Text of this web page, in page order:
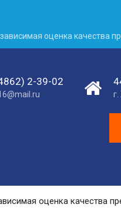
оценка качества
2-39-02
оценка качества